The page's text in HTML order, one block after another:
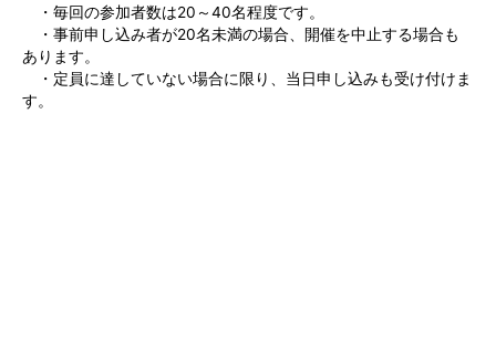
・毎回の参加者数は20～40名程度です。
・事前申し込み者が20名未満の場合、開催を中止する場合も
あります。
・定員に達していない場合に限り、当日申し込みも受け付けま
す。